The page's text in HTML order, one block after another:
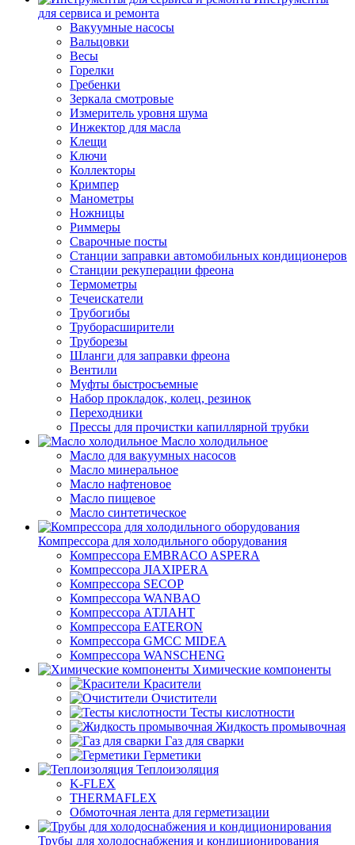
для сервиса и ремонта
Вакуумные насосы
Вальцовки
Весы
Горелки
Гребенки
Зеркала смотровые
Измеритель уровня шума
Инжектор для масла
Клещи
Ключи
Коллекторы
Кримпер
Манометры
Ножницы
Риммеры
Сварочные посты
Станции заправки автомобильных кондиционеров
Станции рекуперации фреона
Термометры
Течеискатели
Трубогибы
Труборасширители
Труборезы
Шланги для заправки фреона
Вентили
Муфты быстросъемные
Набор прокладок, колец, резинок
Переходники
Прессы для прочистки капиллярной трубки
Масло холодильное
Масло для вакуумных насосов
Масло минеральное
Масло нафтеновое
Масло пищевое
Масло синтетическое
Компрессора для холодильного оборудования
Компрессора EMBRACO ASPERA
Компрессора JIAXIPERA
Компрессора SECOP
Компрессора WANBAO
Компрессора АТЛАНТ
Компрессора EATERON
Компрессора GMCC MIDEA
Компрессора WANSCHENG
Химические компоненты
Красители
Очистители
Тесты кислотности
Жидкость промывочная
Газ для сварки
Герметики
Теплоизоляция
K-FLEX
THERMAFLEX
Обмоточная лента для герметизации
Трубы для холодоснабжения и кондиционирования